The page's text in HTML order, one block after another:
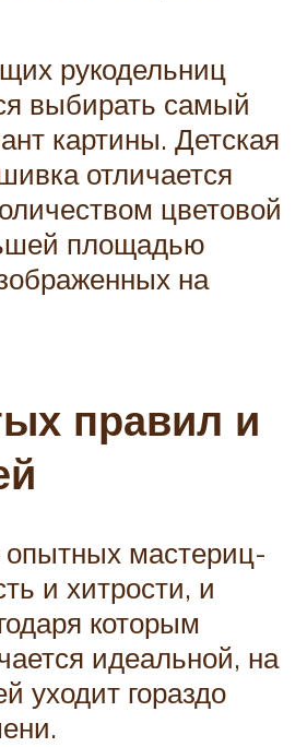
рукодельниц
выбирать самый
картины. Детская
отличается
цветовой
площадью
на
правил и
опытных мастериц-
и хитрости, и
которым
идеальной, на
уходит гораздо